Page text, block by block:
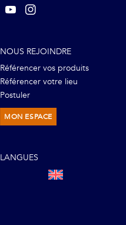
NOUS REJOINDRE
Référencer vos produits
Référencer votre lieu
Postuler
MON ESPACE
LANGUES